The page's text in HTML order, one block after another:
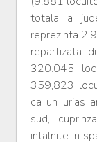
totala a
reprezinta
repartizata
320.045
359,823
ca un urias
sud,
intalnite in